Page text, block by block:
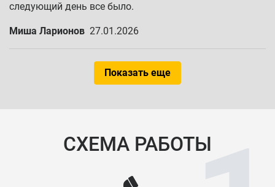
следующий день все было.
Миша Ларионов 27.01.2026
Показать еще
СХЕМА РАБОТЫ